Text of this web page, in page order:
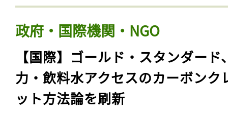
政府・国際機関・NGO
【国際】ゴールド・スタンダード
力・飲料水アクセスのカーボンク
ット方法論を刷新